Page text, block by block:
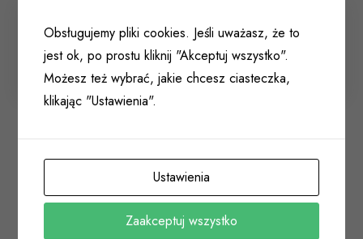
Zamek rolkowy 25mm LOB/ASSA-ABLOY pod
wkład Z025R-2K1-20-00 INOX
001 048
Obsługujemy pliki cookies. Jeśli uważasz, że to
jest ok, po prostu kliknij "Akceptuj wszystko".
Możesz też wybrać, jakie chcesz ciasteczka,
klikając "Ustawienia".
Ustawienia
Zaakceptuj wszystko